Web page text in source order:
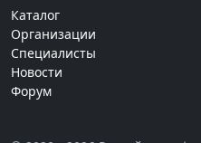
Каталог
Организации
Специалисты
Новости
Форум